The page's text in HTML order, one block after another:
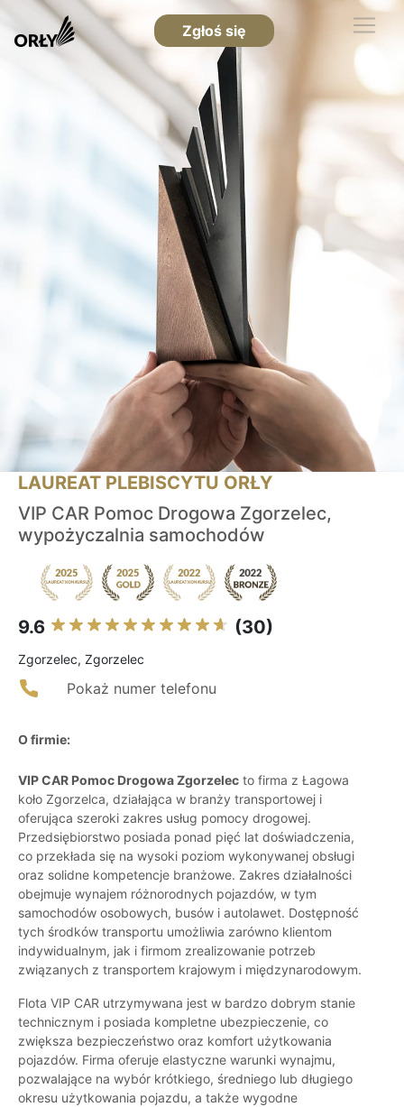
Zgłoś się
LAUREAT PLEBISCYTU ORŁY
VIP CAR Pomoc Drogowa Zgorzelec,
wypożyczalnia samochodów
9.6 (30)
Zgorzelec, Zgorzelec
Pokaż numer telefonu
O firmie:
VIP CAR Pomoc Drogowa Zgorzelec to firma z Łagowa
koło Zgorzelca, działająca w branży transportowej i
oferująca szeroki zakres usług pomocy drogowej.
Przedsiębiorstwo posiada ponad pięć lat doświadczenia,
co przekłada się na wysoki poziom wykonywanej obsługi
oraz solidne kompetencje branżowe. Zakres działalności
obejmuje wynajem różnorodnych pojazdów, w tym
samochodów osobowych, busów i autolawet. Dostępność
tych środków transportu umożliwia zarówno klientom
indywidualnym, jak i firmom zrealizowanie potrzeb
związanych z transportem krajowym i międzynarodowym.
Flota VIP CAR utrzymywana jest w bardzo dobrym stanie
technicznym i posiada kompletne ubezpieczenie, co
zwiększa bezpieczeństwo oraz komfort użytkowania
pojazdów. Firma oferuje elastyczne warunki wynajmu,
pozwalające na wybór krótkiego, średniego lub długiego
okresu użytkowania pojazdu, a także wygodne